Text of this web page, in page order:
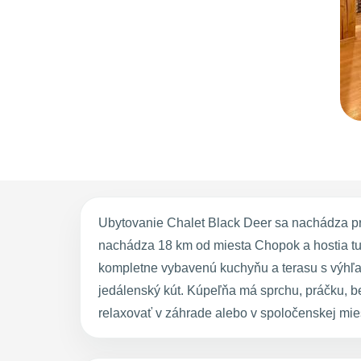
Ubytovanie Chalet Black Deer sa nachádza
nachádza 18 km od miesta Chopok a hostia
kompletne vybavenú kuchyňu a terasu s
jedálenský kút. Kúpeľňa má sprchu, práčku,
relaxovať v záhrade alebo v spoločenskej